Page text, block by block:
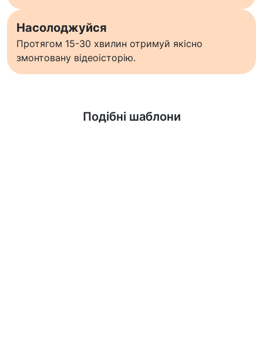
Насолоджуйся
Протягом 15-30 хвилин отримуй якісно
змонтовану відеоісторію.
Подібні шаблони
Дізнатися більше